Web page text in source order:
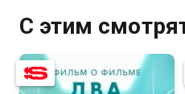
эстетичный, жестокий, но
где даже альфач и
общий язык.
С этим